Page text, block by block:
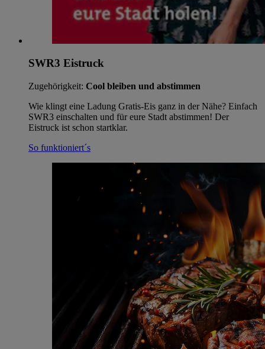
SWR3 Eistruck
Zugehörigkeit: Cool bleiben und abstimmen
Wie klingt eine Ladung Gratis-Eis ganz in der Nähe? Einfach
SWR3 einschalten und für eure Stadt abstimmen! Der
Eistruck ist schon startklar.
So funktioniert´s